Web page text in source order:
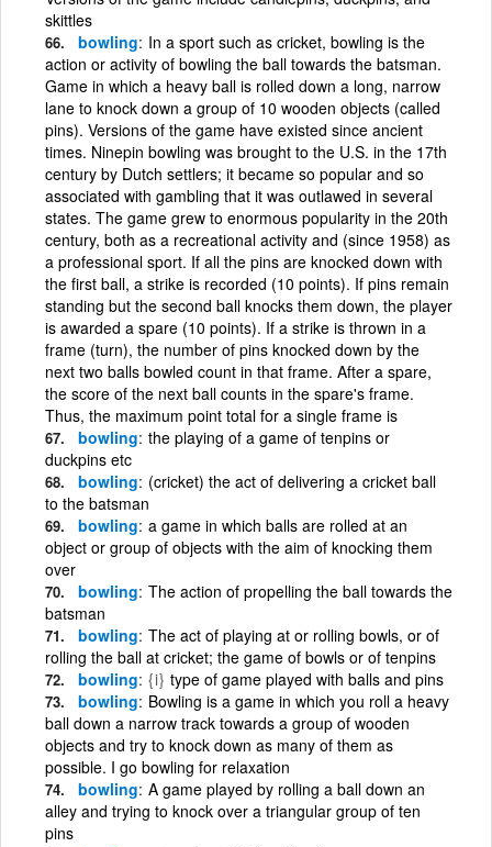
skittles
bowling In a sport such as cricket, bowling is the
action or activity of bowling the ball towards the batsman.
Game in which a heavy ball is rolled down a long, narrow
lane to knock down a group of 10 wooden objects (called
pins). Versions of the game have existed since ancient
times. Ninepin bowling was brought to the U.S. in the 17th
century by Dutch settlers; it became so popular and so
associated with gambling that it was outlawed in several
states. The game grew to enormous popularity in the 20th
century, both as a recreational activity and (since 1958) as
a professional sport. If all the pins are knocked down with
the first ball, a strike is recorded (10 points). If pins remain
standing but the second ball knocks them down, the player
is awarded a spare (10 points). If a strike is thrown in a
frame (turn), the number of pins knocked down by the
next two balls bowled count in that frame. After a spare,
the score of the next ball counts in the spare's frame.
Thus, the maximum point total for a single frame is
bowling the playing of a game of tenpins or
duckpins etc
bowling (cricket) the act of delivering a cricket ball
to the batsman
bowling a game in which balls are rolled at an
object or group of objects with the aim of knocking them
over
bowling The action of propelling the ball towards the
batsman
bowling The act of playing at or rolling bowls, or of
rolling the ball at cricket; the game of bowls or of tenpins
bowling {i} type of game played with balls and pins
bowling Bowling is a game in which you roll a heavy
ball down a narrow track towards a group of wooden
objects and try to knock down as many of them as
possible. I go bowling for relaxation
bowling A game played by rolling a ball down an
alley and trying to knock over a triangular group of ten
pins